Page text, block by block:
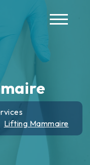
Lifting Mammaire